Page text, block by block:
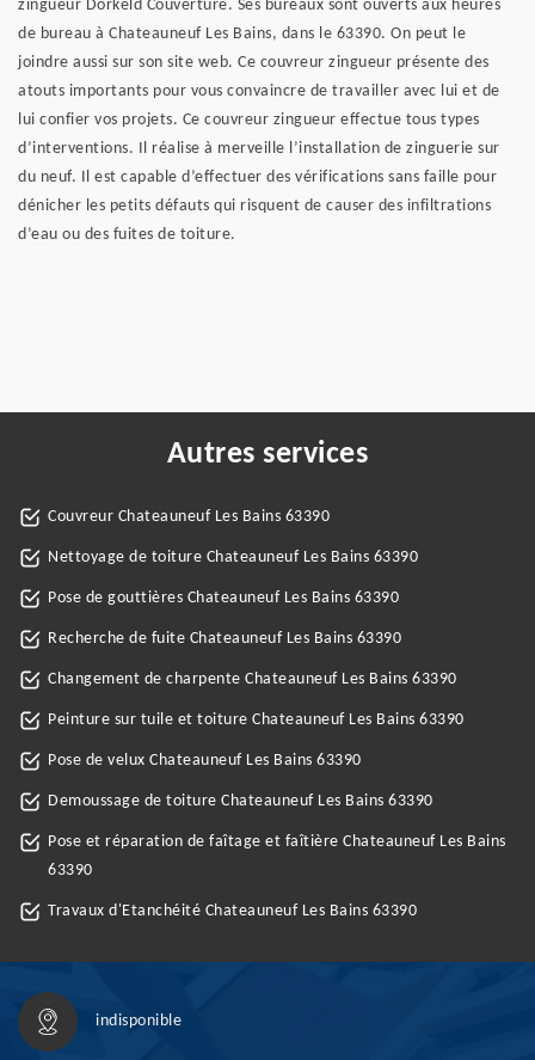
zingueur Dorkeld Couverture. Ses bureaux sont ouverts aux heures
de bureau à Chateauneuf Les Bains, dans le 63390. On peut le
joindre aussi sur son site web. Ce couvreur zingueur présente des
atouts importants pour vous convaincre de travailler avec lui et de
lui confier vos projets. Ce couvreur zingueur effectue tous types
d’interventions. Il réalise à merveille l’installation de zinguerie sur
du neuf. Il est capable d’effectuer des vérifications sans faille pour
dénicher les petits défauts qui risquent de causer des infiltrations
d’eau ou des fuites de toiture.
Autres services
Couvreur Chateauneuf Les Bains 63390
Nettoyage de toiture Chateauneuf Les Bains 63390
Pose de gouttières Chateauneuf Les Bains 63390
Recherche de fuite Chateauneuf Les Bains 63390
Changement de charpente Chateauneuf Les Bains 63390
Peinture sur tuile et toiture Chateauneuf Les Bains 63390
Pose de velux Chateauneuf Les Bains 63390
Demoussage de toiture Chateauneuf Les Bains 63390
Pose et réparation de faîtage et faîtière Chateauneuf Les Bains
63390
Travaux d'Etanchéité Chateauneuf Les Bains 63390
indisponible